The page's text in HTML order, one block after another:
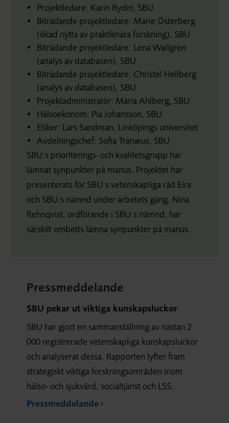
Projektledare: Karin Rydin, SBU
Biträdande projektledare: Marie Österberg
(ökad nytta av praktiknära forskning), SBU
Biträdande projektledare: Lena Wallgren
(analys av databasen), SBU
Biträdande projektledare: Christel Hellberg
(analys av databasen), SBU
Projektadministratör: Maria Ahlberg, SBU
Hälsoekonom: Pia Johansson, SBU
Etiker: Lars Sandman, Linköpings universitet
Avdelningschef: Sofia Tranæus, SBU
SBU:s prioriterings- och kvalitetsgrupp har
lämnat synpunkter på manus. Projektet har
presenterats för SBU:s vetenskapliga råd Eira
och SBU:s nämnd under arbetets gång. Nina
Rehnqvist, ordförande i SBU:s nämnd, har
särskilt ombetts lämna synpunkter på manus.
Pressmeddelande
SBU pekar ut viktiga kunskapsluckor
SBU har gjort en sammanställning av nästan 2
000 registrerade vetenskapliga kunskapsluckor
och analyserat dessa. Rapporten lyfter fram
strategiskt viktiga forskningsområden inom
hälso- och sjukvård, socialtjänst och LSS.
Pressmeddelande